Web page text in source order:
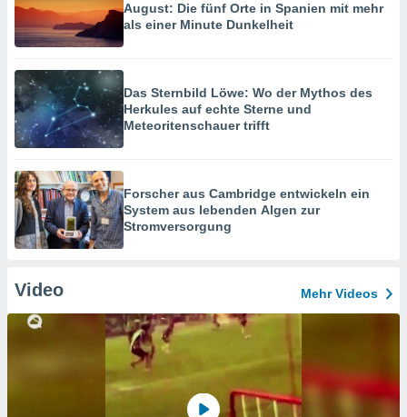
August: Die fünf Orte in Spanien mit mehr
als einer Minute Dunkelheit
Das Sternbild Löwe: Wo der Mythos des
Herkules auf echte Sterne und
Meteoritenschauer trifft
Forscher aus Cambridge entwickeln ein
System aus lebenden Algen zur
Stromversorgung
Video Mehr Videos